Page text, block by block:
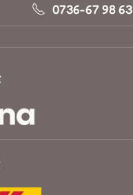
0736-67 98 63